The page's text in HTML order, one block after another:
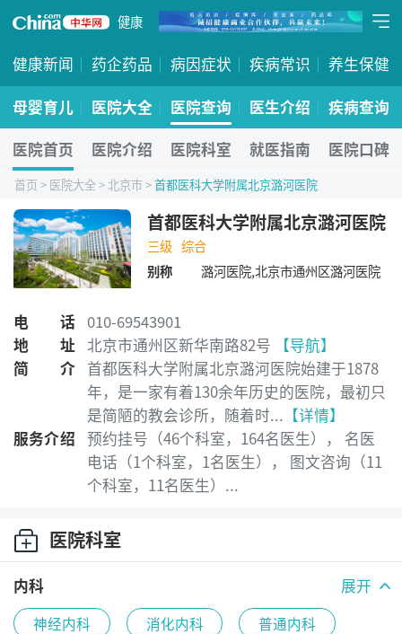
健康
健康新闻 药企药品 病因症状 疾病常识
养生保健
母婴育儿
医院大全 医院查询 医生介绍
疾病查询
医院首页
医院介绍 医院科室 就医指南 医院口碑
首页 > 医院大全>北京市>首都医科大学附属北京潞河医院
首都医科大学附属北京潞河医院
三级 综合
别称
潞河医院,北京市通州区潞河医院
电话 010-69543901
地址 北京市通州区新华南路82号
【导航】
简介 首都医科大学附属北京潞河医院始建于1878
年，是一家有着130余年历史的医院，最初只
是简陋的教会诊所，随着时... 【详情】
服务介绍 预约挂号（46个科室，164名医生）， 名医
电话（1个科室，1名医生）， 图文咨询（11
个科室，11名医生）...
医院科室
内科 展开
神经内科 消化内科 普通内科